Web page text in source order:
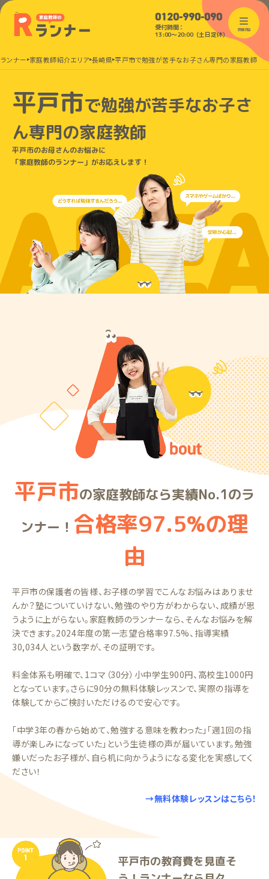
0120-990-090
受付時間：
13:00〜20:00（土日定休）
menu
ンナー 家庭教師紹介エリア 長崎県 平戸市で勉強が苦手なお子さん専門の家庭教師
平戸市で勉強が苦手なお子さ
ん専門の家庭教師
平戸市のお母さんのお悩みに
「家庭教師のランナー」がお応えします！
平戸市の家庭教師なら実績No.1のラ
ンナー！ 合格率97.5%の理
由
平戸市の保護者の皆様、お子様の学習でこんなお悩みはありませ
んか？塾についていけない、勉強のやり方がわからない、成績が思
うように上がらない。家庭教師のランナーなら、そんなお悩みを解
決できます。2024年度の第一志望合格率97.5%、指導実績
30,034人という数字が、その証明です。
料金体系も明確で、1コマ（30分）小中学生900円、高校生1000円
となっています。さらに90分の無料体験レッスンで、実際の指導を
体験してからご検討いただけるので安心です。
「中学3年の春から始めて、勉強する意味を教わった」「週1回の指
導が楽しみになっていた」という生徒様の声が届いています。勉強
嫌いだったお子様が、自ら机に向かうようになる変化を実感してく
ださい！
→無料体験レッスンはこちら！
平戸市の教育費を見直そ